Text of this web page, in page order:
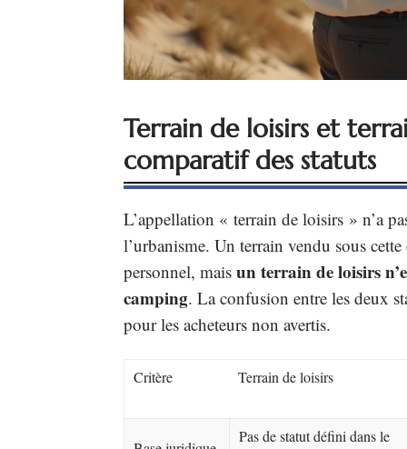
Terrain de loisirs et
comparatif des statuts
L’appellation « terrain de loisirs » n’a
l’urbanisme. Un terrain vendu sous
personnel, mais un terrain de loisirs
camping. La confusion entre les deux
pour les acheteurs non avertis.
Critère Terrain de loisirs
Pas de statut défini dans le